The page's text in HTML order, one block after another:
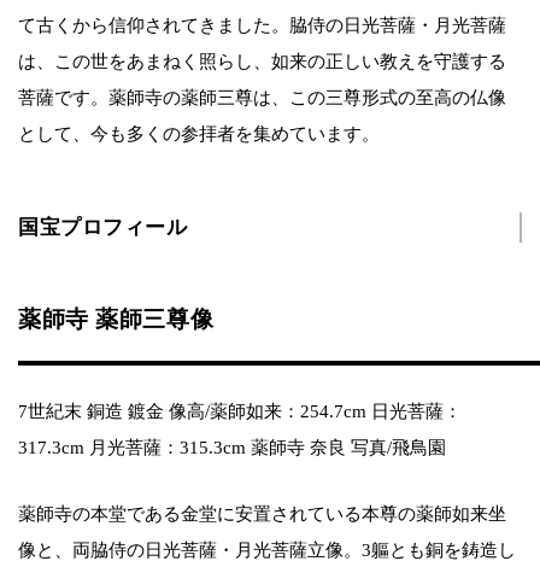
て古くから信仰されてきました。脇侍の日光菩薩・月光菩薩
は、この世をあまねく照らし、如来の正しい教えを守護する
菩薩です。薬師寺の薬師三尊は、この三尊形式の至高の仏像
として、今も多くの参拝者を集めています。
国宝プロフィール
薬師寺 薬師三尊像
7世紀末 銅造 鍍金 像高/薬師如来：254.7cm 日光菩薩：
317.3cm 月光菩薩：315.3cm 薬師寺 奈良 写真/飛鳥園
薬師寺の本堂である金堂に安置されている本尊の薬師如来坐
像と、両脇侍の日光菩薩・月光菩薩立像。3軀とも銅を鋳造し